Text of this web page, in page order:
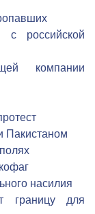
с российской
компании
Пакистаном
насилия
границу для